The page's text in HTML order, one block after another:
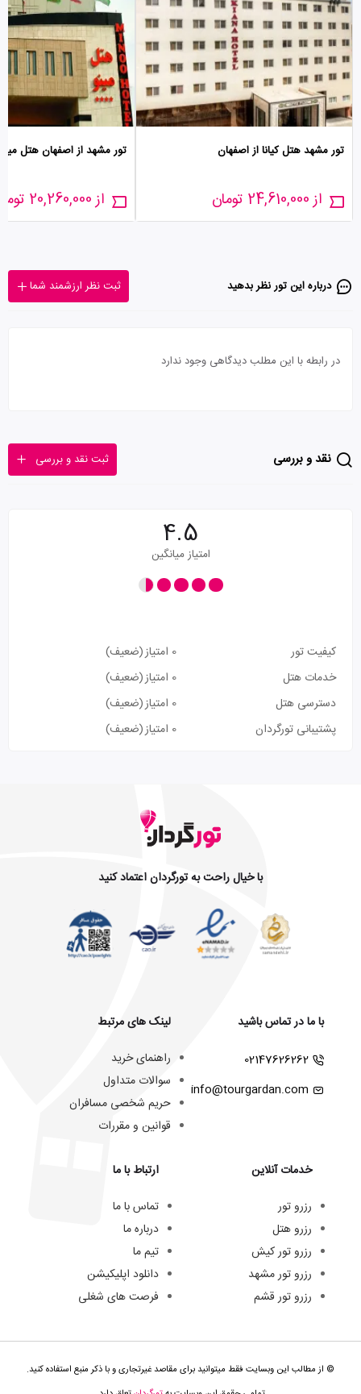
تور مشهد هتل کیانا از اصفهان
از 24,610,000 تومان
تور مشهد از اصفهان هتل مینو
از 20,260,000 تومان
درباره این تور‌ نظر بدهید ثبت نظر ارزشمند شما
در رابطه با این مطلب دیدگاهی وجود ندارد
نقد و بررسی ثبت نقد و بررسی
4.5
امتیاز میانگین
کیفیت تور 0 امتیاز
(ضعیف)
خدمات هتل
0 امتیاز
(ضعیف)
دسترسی هتل
0 امتیاز
(ضعیف)
پشتیبانی تورگردان
0 امتیاز (ضعیف)
با خیال راحت به تورگردان اعتماد کنید
با ما در تماس باشید
02147626262
info@tourgardan.com
خدمات آنلاین
رزرو تور
رزرو هتل
رزرو تور کیش
رزرو تور مشهد
رزرو تور قشم
لینک های مرتبط
راهنمای خرید
سوالات متداول
حریم شخصی مسافران
قوانین و مقررات
ارتباط با ما
تماس با ما
درباره ما
تیم ما
دانلود اپلیکیشن
فرصت های شغلی
© از مطالب این وبسایت فقط میتوانید برای مقاصد غیرتجاری و با ذکر منبع استفاده کنید.